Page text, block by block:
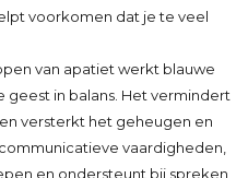
voorkomen dat je te veel
van apatiet werkt blauwe
in balans. Het vermindert
versterkt het geheugen en
vaardigheden,
en ondersteunt bij spreken